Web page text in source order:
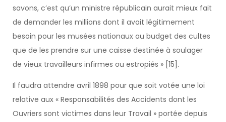
savons, c’est qu’un ministre républicain aurait mieux fait
de demander les millions dont il avait légitimement
besoin pour les musées nationaux au budget des cultes
que de les prendre sur une caisse destinée à soulager
de vieux travailleurs infirmes ou estropiés » [15].
Il faudra attendre avril 1898 pour que soit votée une loi
relative aux « Responsabilités des Accidents dont les
Ouvriers sont victimes dans leur Travail » portée depuis